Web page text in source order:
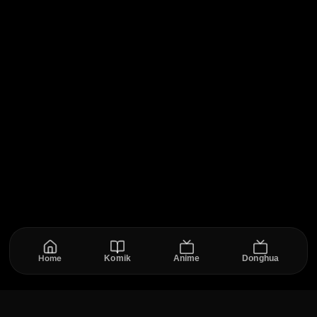
Home Komik Anime Donghua